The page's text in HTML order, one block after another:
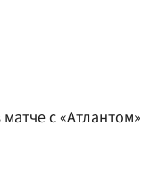
с «Атлантом»